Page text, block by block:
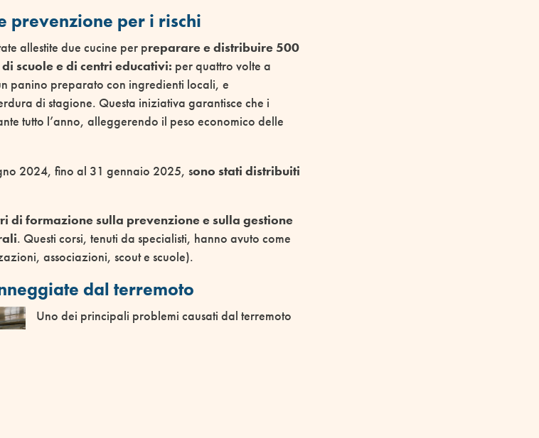
prevenzione per i rischi
allestite due cucine per preparare e distribuire 500
scuole e di centri educativi: per quattro volte a
panino preparato con ingredienti locali, e
di stagione. Questa iniziativa garantisce che i
tutto l’anno, alleggerendo il peso economico delle
2024, fino al 31 gennaio 2025, sono stati distribuiti
di formazione sulla prevenzione e sulla gestione
. Questi corsi, tenuti da specialisti, hanno avuto come
associazioni, scout e scuole).
dal terremoto
Uno dei principali problemi causati dal terremoto